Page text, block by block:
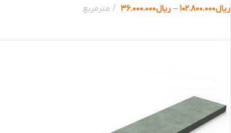
ریال۱۰۲.۸۰۰.۰۰۰ – ریال۳۶.۰۰۰.۰۰۰ مترمربع